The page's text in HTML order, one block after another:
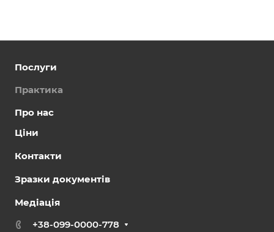
Послуги
Практика
Про нас
Ціни
Контакти
Зразки документів
Медіація
+38-099-0000-778